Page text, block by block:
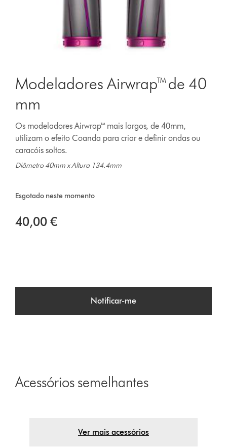
Modeladores Airwrap™ de 40
mm
Os modeladores Airwrap™ mais largos, de 40mm,
utilizam o efeito Coanda para criar e definir ondas ou
caracóis soltos.
Diâmetro 40mm x Altura 134.4mm
Esgotado neste momento
40,00 €
Notificar-me
Acessórios semelhantes
Ver mais acessórios